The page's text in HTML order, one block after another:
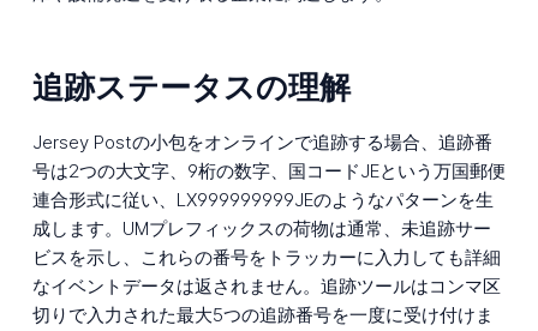
追跡ステータスの理解
Jersey Postの小包をオンラインで追跡する場合、追跡番
号は2つの大文字、9桁の数字、国コードJEという万国郵便
連合形式に従い、LX999999999JEのようなパターンを生
成します。UMプレフィックスの荷物は通常、未追跡サー
ビスを示し、これらの番号をトラッカーに入力しても詳細
なイベントデータは返されません。追跡ツールはコンマ区
切りで入力された最大5つの追跡番号を一度に受け付けま